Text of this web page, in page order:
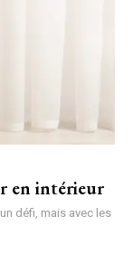
en intérieur
défi, mais avec les